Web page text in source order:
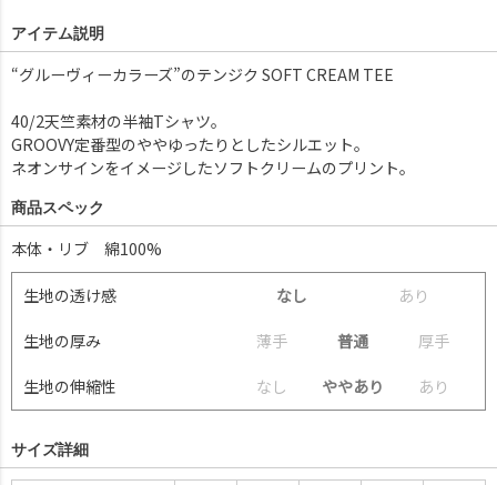
アイテム説明
“グルーヴィーカラーズ”のテンジク SOFT CREAM TEE
40/2天竺素材の半袖Tシャツ。
GROOVY定番型のややゆったりとしたシルエット。
ネオンサインをイメージしたソフトクリームのプリント。
商品スペック
本体・リブ 綿100%
生地の透け感 なし あ り
生地の厚み 薄手 普通 厚手
生地の伸縮性 な し ややあり あ り
サイズ詳細